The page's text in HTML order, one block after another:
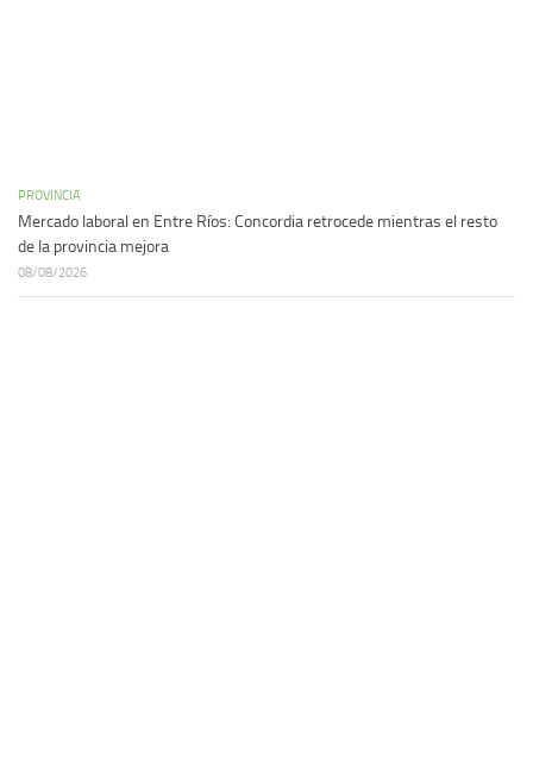
PROVINCIA
Mercado laboral en Entre Ríos: Concordia retrocede mientras el resto
de la provincia mejora
08/08/2026